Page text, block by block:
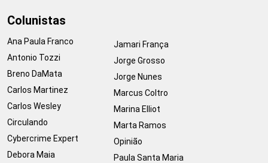
Colunistas
Ana Paula Franco
Antonio Tozzi
Breno DaMata
Carlos Martinez
Carlos Wesley
Circulando
Cybercrime Expert
Debora Maia
Jamari França
Jorge Grosso
Jorge Nunes
Marcus Coltro
Marina Elliot
Marta Ramos
Opinião
Paula Santa Maria